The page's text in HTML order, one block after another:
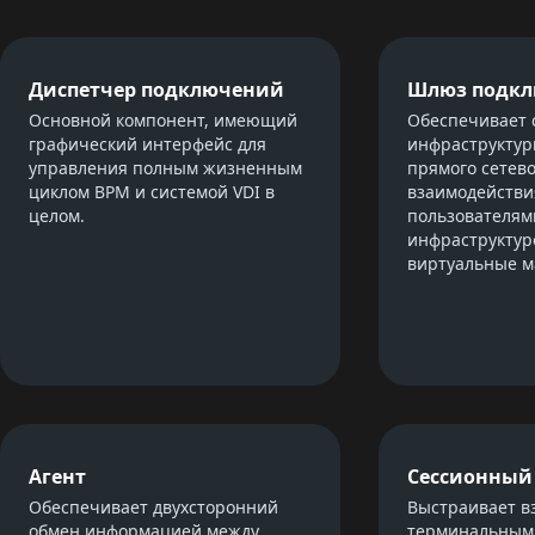
Диспетчер подключений
Основной компонент, имеющий
графический интерфейс для
управления полным жизненным
циклом ВРМ и системой VDI в
целом.
Шлюз
Обеспечивает
прямого
виртуальные
Агент
Обеспечивает двухсторонний
Сессионный
Выстраивает